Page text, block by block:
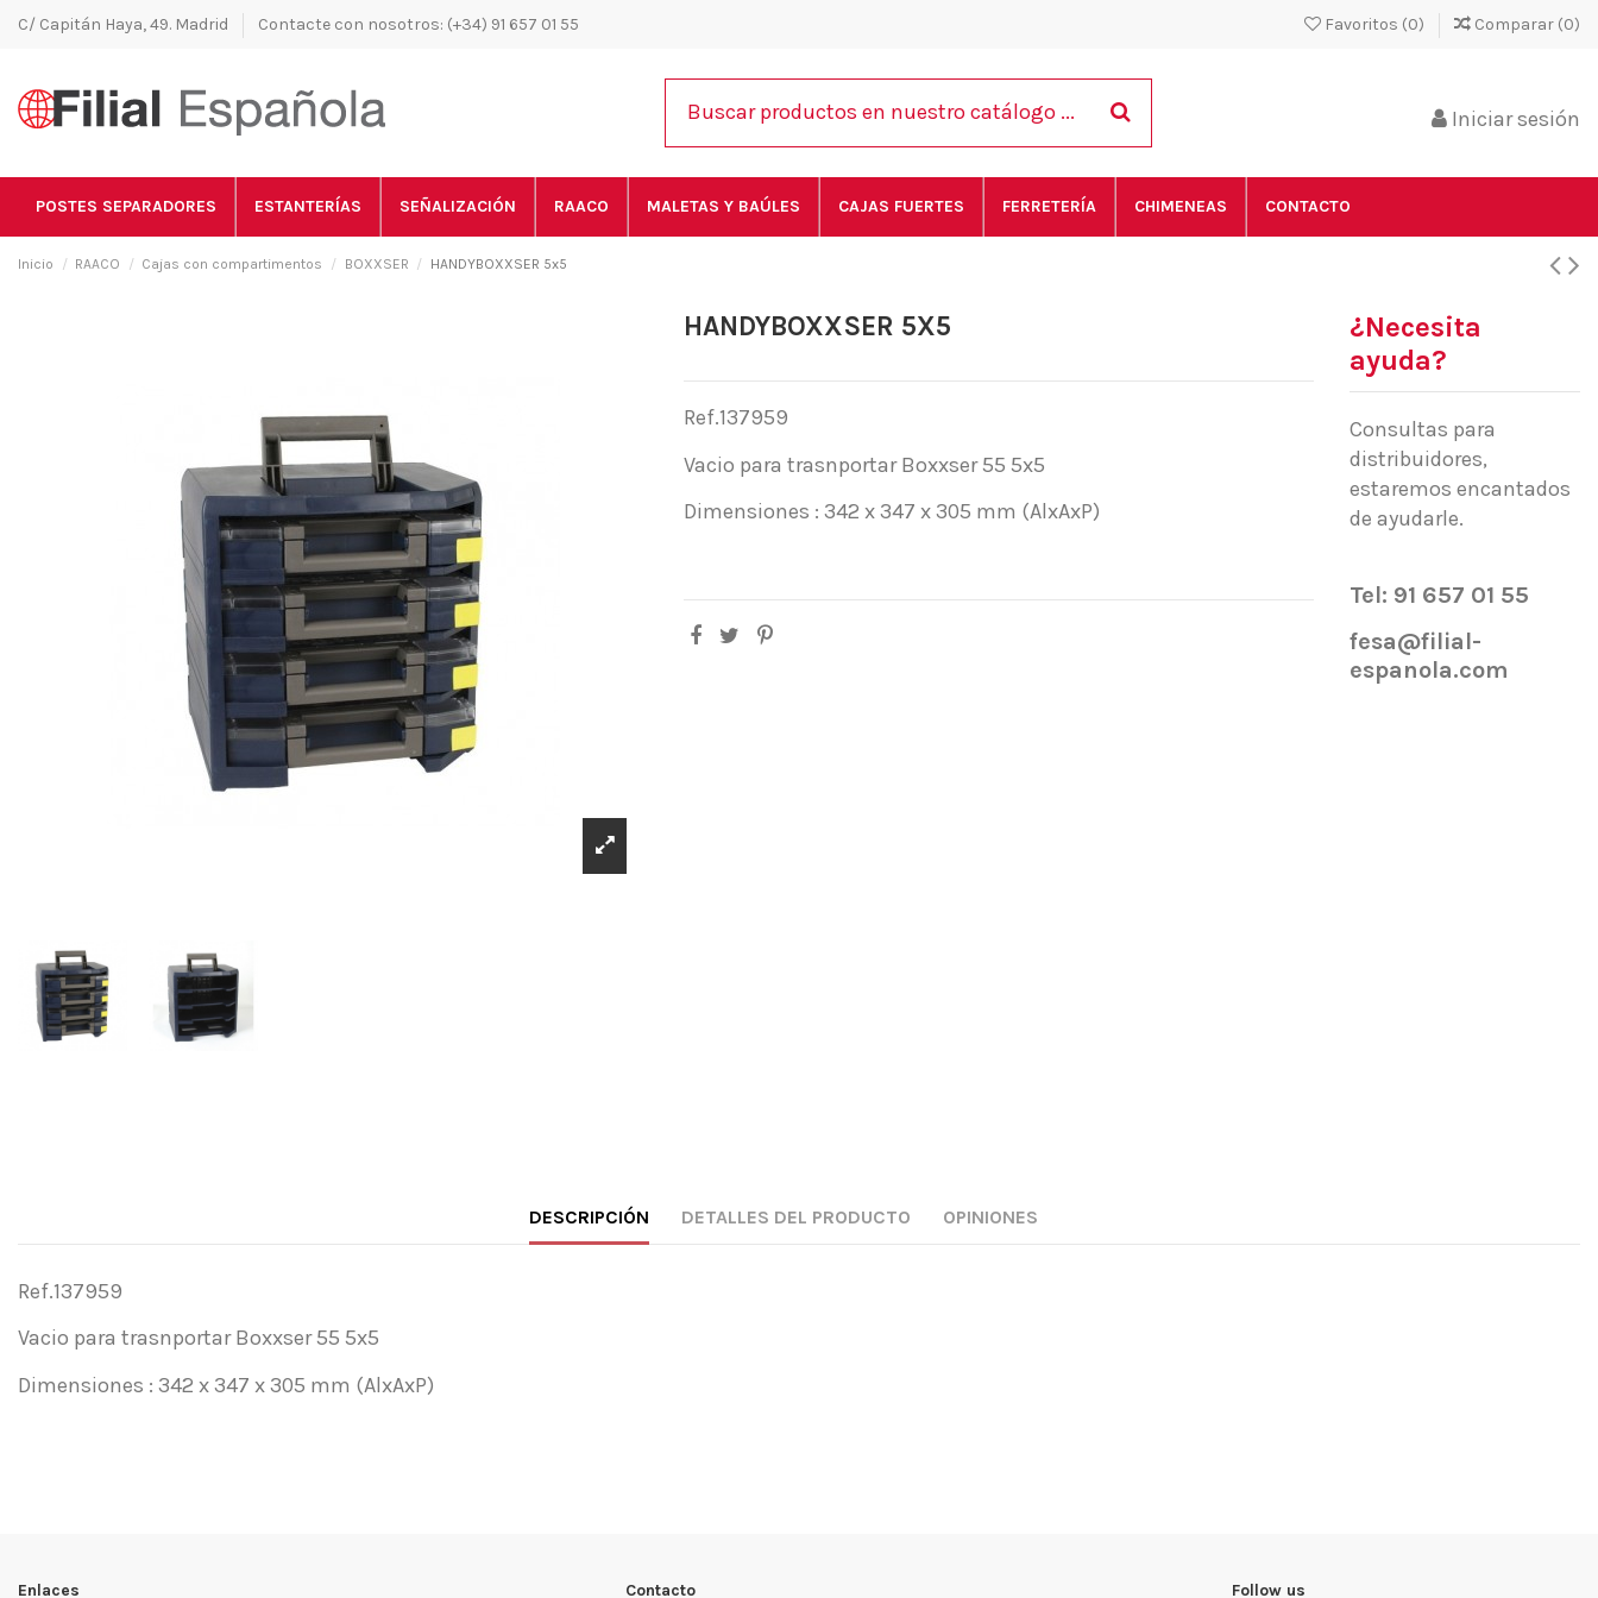
C/ Capitán Haya, 49. Madrid Contacte con nosotros: (+34) 91 657 01 55 Favoritos (0) Comparar (0)
Iniciar sesión
POSTES SEPARADORES ESTANTERÍAS SEÑALIZACIÓN RAACO MALETAS Y BAÚLES CAJAS FUERTES FERRETERÍA CHIMENEAS CONTACTO
Inicio RAACO Cajas con compartimentos BOXXSER HANDYBOXXSER 5x5
HANDYBOXXSER 5X5
Ref.137959
Vacio para trasnportar Boxxser 55 5x5
Dimensiones : 342 x 347 x 305 mm (AlxAxP)
¿Necesita
ayuda?
Consultas para
distribuidores,
estaremos encantados
de ayudarle.
Tel: 91 657 01 55
fesa@filial-
espanola.com
DESCRIPCIÓN DETALLES DEL PRODUCTO OPINIONES
Ref.137959
Vacio para trasnportar Boxxser 55 5x5
Dimensiones : 342 x 347 x 305 mm (AlxAxP)
Enlaces Contacto Follow us